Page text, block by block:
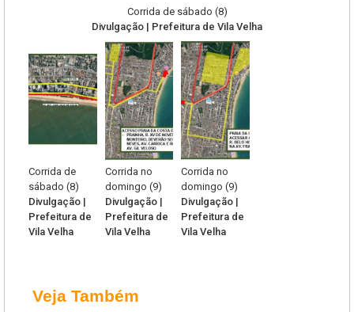
Corrida de sábado (8)
Divulgação | Prefeitura de Vila Velha
Corrida de
sábado (8)
Divulgação |
Prefeitura de
Vila Velha
Corrida no
domingo (9)
Divulgação |
Prefeitura de
Vila Velha
Corrida no
domingo (9)
Divulgação |
Prefeitura de
Vila Velha
Veja Também